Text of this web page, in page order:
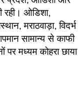
रही। ओडिशा,
मराठवाड़ा, विदर्भ
सामान्य से काफी
मध्यम कोहरा छाया